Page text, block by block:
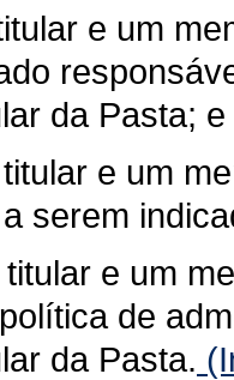
e um
da Pasta; e
e um
serem
e um
de
da Pasta.